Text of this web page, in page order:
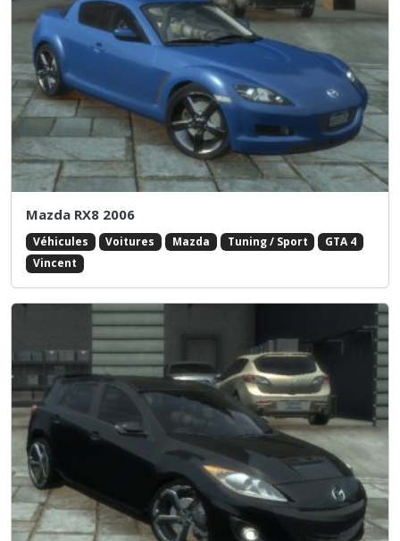
Mazda RX8 2006
Véhicules Voitures Mazda Tuning / Sport
GTA 4
Vincent